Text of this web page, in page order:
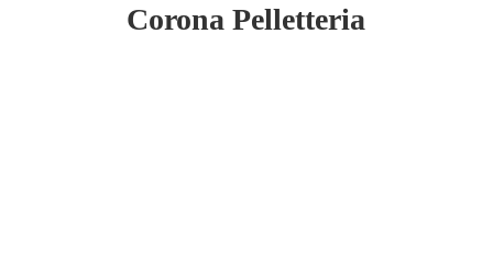
Corona Pelletteria